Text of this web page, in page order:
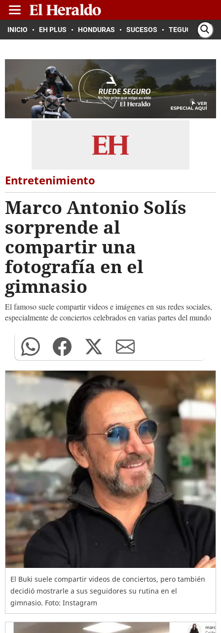
INICIO EH PLUS HONDURAS SUCESOS TEGUCIGALPA
Entretenimiento
Marco Antonio Solís
sorprende al
compartir una
fotografía en el
gimnasio
El famoso suele compartir videos e imágenes en sus redes sociales,
especialmente de conciertos celebrados en varias partes del mundo
El Buki suele compartir videos de conciertos, pero también
decidió mostrarle a sus seguidores su rutina en el
gimnasio. Foto: Instagram